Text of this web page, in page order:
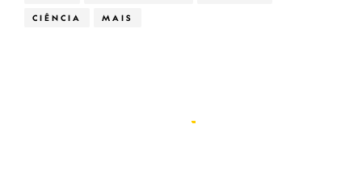
CIÊNCIA MAIS